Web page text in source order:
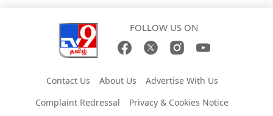
FOLLOW US ON
Contact Us About Us
Advertise With Us
Complaint Redressal
Privacy & Cookies Notice